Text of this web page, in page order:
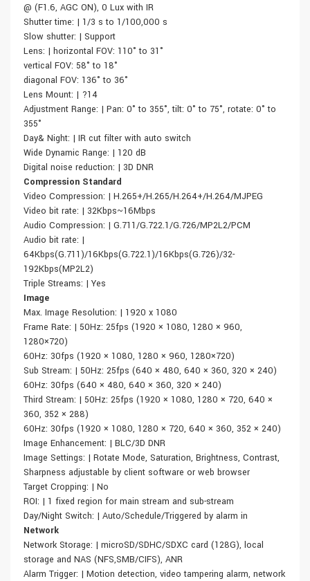
@ (F1.6, AGC ON), 0 Lux with IR
Shutter time: | 1/3 s to 1/100,000 s
Slow shutter: | Support
Lens: | horizontal FOV: 110° to 31°
vertical FOV: 58° to 18°
diagonal FOV: 136° to 36°
Lens Mount: | ?14
Adjustment Range: | Pan: 0° to 355°, tilt: 0° to 75°, rotate: 0° to
355°
Day& Night: | IR cut filter with auto switch
Wide Dynamic Range: | 120 dB
Digital noise reduction: | 3D DNR
Compression Standard
Video Compression: | H.265+/H.265/H.264+/H.264/MJPEG
Video bit rate: | 32Kbps~16Mbps
Audio Compression: | G.711/G.722.1/G.726/MP2L2/PCM
Audio bit rate: |
64Kbps(G.711)/16Kbps(G.722.1)/16Kbps(G.726)/32-
192Kbps(MP2L2)
Triple Streams: | Yes
Image
Max. Image Resolution: | 1920 x 1080
Frame Rate: | 50Hz: 25fps (1920 × 1080, 1280 × 960,
1280×720)
60Hz: 30fps (1920 × 1080, 1280 × 960, 1280×720)
Sub Stream: | 50Hz: 25fps (640 × 480, 640 × 360, 320 × 240)
60Hz: 30fps (640 × 480, 640 × 360, 320 × 240)
Third Stream: | 50Hz: 25fps (1920 × 1080, 1280 × 720, 640 ×
360, 352 × 288)
60Hz: 30fps (1920 × 1080, 1280 × 720, 640 × 360, 352 × 240)
Image Enhancement: | BLC/3D DNR
Image Settings: | Rotate Mode, Saturation, Brightness, Contrast,
Sharpness adjustable by client software or web browser
Target Cropping: | No
ROI: | 1 fixed region for main stream and sub-stream
Day/Night Switch: | Auto/Schedule/Triggered by alarm in
Network
Network Storage: | microSD/SDHC/SDXC card (128G), local
storage and NAS (NFS,SMB/CIFS), ANR
Alarm Trigger: | Motion detection, video tampering alarm, network